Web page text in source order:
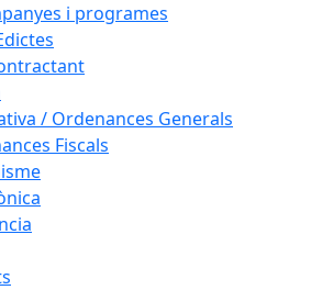
i programes
/ Ordenances Generals
Fiscals